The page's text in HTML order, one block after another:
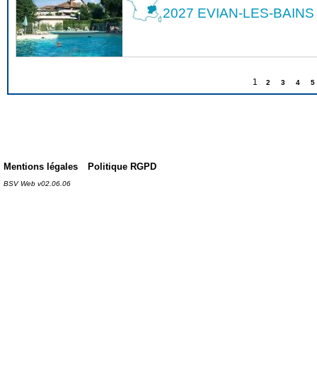
2027 EVIAN-LES-BAINS
1 2 3 4 5
Mentions légales Politique RGPD
BSV Web v02.06.06